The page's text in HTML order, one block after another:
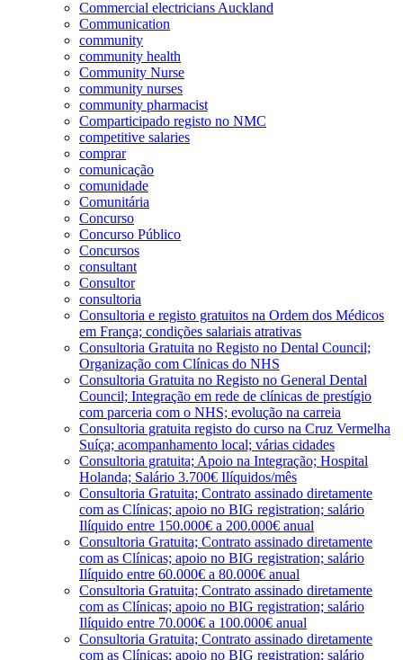
Commercial electricians Auckland
Communication
community
community health
Community Nurse
community nurses
community pharmacist
Comparticipado registo no NMC
competitive salaries
comprar
comunicação
comunidade
Comunitária
Concurso
Concurso Público
Concursos
consultant
Consultor
consultoria
Consultoria e registo gratuitos na Ordem dos Médicos
em França; condições salariais atrativas
Consultoria Gratuita no Registo no Dental Council;
Organização com Clínicas do NHS
Consultoria Gratuita no Registo no General Dental
Council; Integração em rede de clínicas de prestígio
com parceria com o NHS; evolução na carreia
Consultoria gratuita registo do curso na Cruz Vermelha
Suíça; acompanhamento local; várias cidades
Consultoria gratuita; Apoio na Integração; Hospital
Holanda; Salário 3.700€ Ilíquidos/mês
Consultoria Gratuita; Contrato assinado diretamente
com as Clínicas; apoio no BIG registration; salário
Ilíquido entre 150.000€ a 200.000€ anual
Consultoria Gratuita; Contrato assinado diretamente
com as Clínicas; apoio no BIG registration; salário
Ilíquido entre 60.000€ a 80.000€ anual
Consultoria Gratuita; Contrato assinado diretamente
com as Clínicas; apoio no BIG registration; salário
Ilíquido entre 70.000€ a 100.000€ anual
Consultoria Gratuita; Contrato assinado diretamente
com as Clínicas; apoio no BIG registration; salário